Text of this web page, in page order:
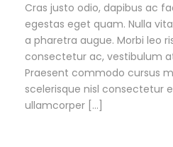
Cras justo odio, dapibus ac
egestas eget quam. Nulla
a pharetra augue. Morbi leo
consectetur ac, vestibulum
Praesent commodo cursus
scelerisque nisl consectetur
ullamcorper […]